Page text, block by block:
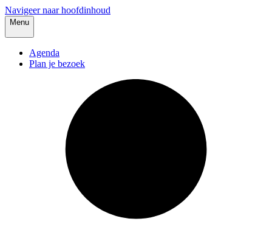
Navigeer naar hoofdinhoud
Menu
Agenda
Plan je bezoek